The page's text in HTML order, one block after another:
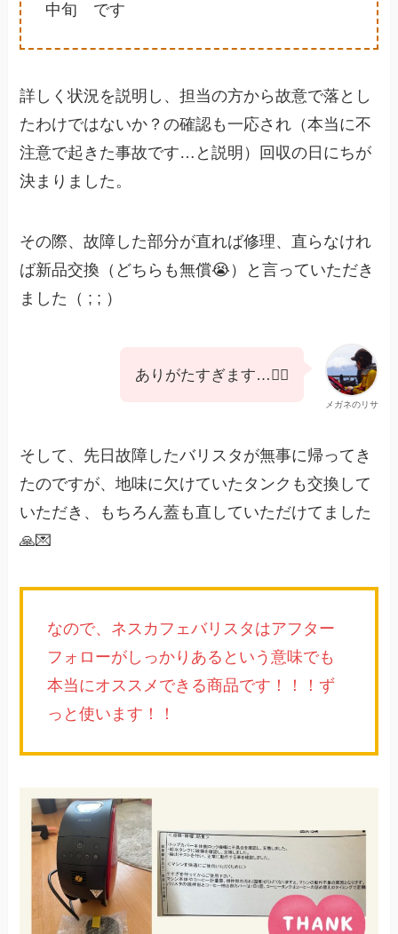
中旬 です
詳しく状況を説明し、担当の方から故意で落とし
たわけではないか？の確認も一応され（本当に不
注意で起きた事故です…と説明）回収の日にちが
決まりました。
その際、故障した部分が直れば修理、直らなけれ
ば新品交換（どちらも無償😭）と言っていただき
ました（ ; ; ）
メガネのリサ
ありがたすぎます…🙇‍♀️
そして、先日故障したバリスタが無事に帰ってき
たのですが、地味に欠けていたタンクも交換して
いただき、もちろん蓋も直していただけてました
🙏💌
なので、ネスカフェバリスタはアフター
フォローがしっかりあるという意味でも
本当にオススメできる商品です！！！ず
っと使います！！